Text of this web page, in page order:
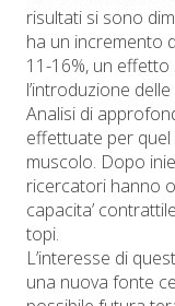
risultati si sono
ha un incremento
11-16%, un
l’introduzione
Analisi di
effettuate per quel
muscolo. Dopo
ricercatori hanno
capacita’
topi.
L’interesse di
una nuova fonte